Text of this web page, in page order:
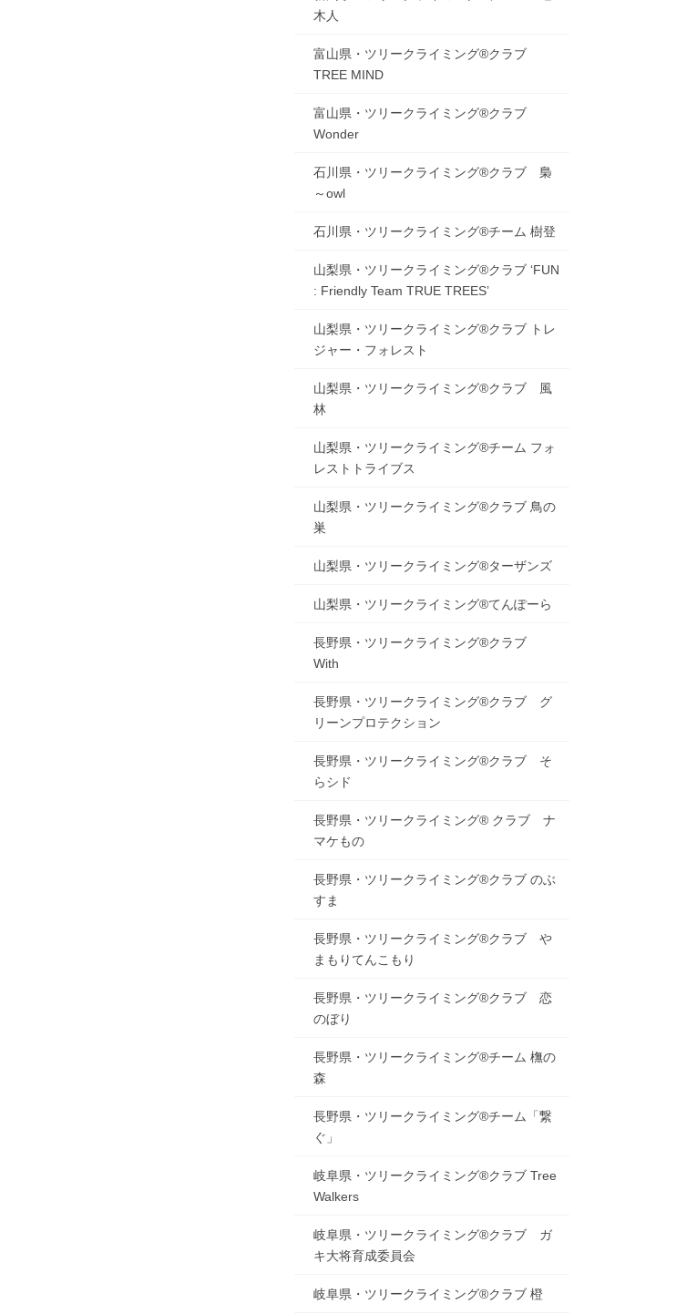
木人
富山県・ツリークライミング®クラブ
TREE MIND
富山県・ツリークライミング®クラブ
Wonder
石川県・ツリークライミング®クラブ 梟
～owl
石川県・ツリークライミング®チーム 樹登
山梨県・ツリークライミング®クラブ ‘FUN
: Friendly Team TRUE TREES’
山梨県・ツリークライミング®クラブ トレ
ジャー・フォレスト
山梨県・ツリークライミング®クラブ 風
林
山梨県・ツリークライミング®チーム フォ
レストトライブス
山梨県・ツリークライミング®クラブ 鳥の
巣
山梨県・ツリークライミング®ターザンズ
山梨県・ツリークライミング®てんぽーら
長野県・ツリークライミング®クラブ
With
長野県・ツリークライミング®クラブ グ
リーンプロテクション
長野県・ツリークライミング®クラブ そ
らシド
長野県・ツリークライミング® クラブ ナ
マケもの
長野県・ツリークライミング®クラブ のぶ
すま
長野県・ツリークライミング®クラブ や
まもりてんこもり
長野県・ツリークライミング®クラブ 恋
のぼり
長野県・ツリークライミング®チーム 橅の
森
長野県・ツリークライミング®チーム「繋
ぐ」
岐阜県・ツリークライミング®クラブ Tree
Walkers
岐阜県・ツリークライミング®クラブ ガ
キ大将育成委員会
岐阜県・ツリークライミング®クラブ 橙